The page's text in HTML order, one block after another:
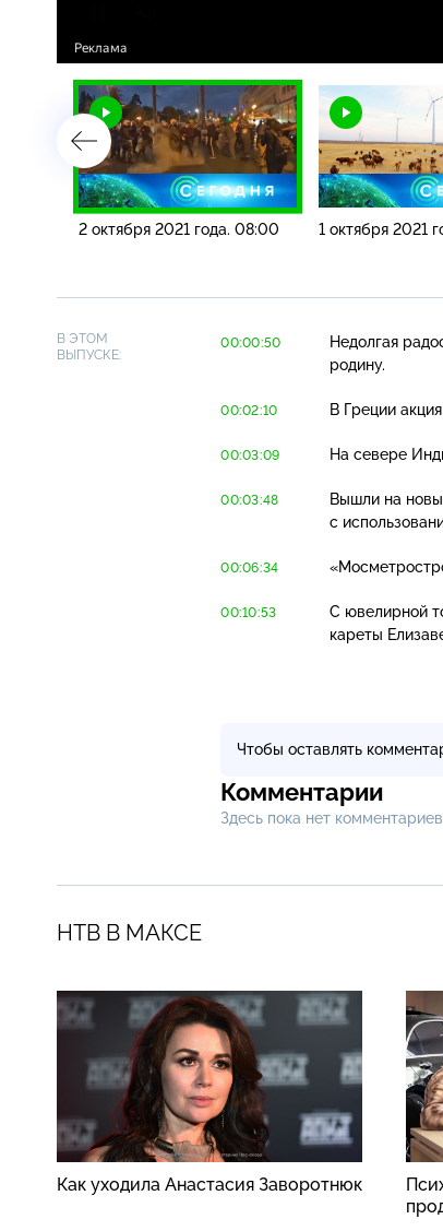
2 октября 2021 года. 08:00 1 октября 2021
В ЭТОМ
ВЫПУСКЕ:
00:00:50
Недолгая
родину.
00:02:10 В Греции
00:03:09 На севере
00:03:48
Вышли на
с
00:06:34
00:10:53
С ювелирной
кареты
Чтобы оставлять
Комментарии
Здесь пока нет
НТВ В МАКСЕ
Как уходила Анастасия Заворотнюк